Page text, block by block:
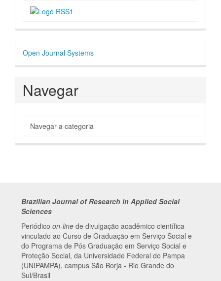
Desenvolvido
por
Open Journal Systems
Navegar
Navegar a categoria
Brazilian Journal of Research in Applied Social
Sciences
Periódico on-line de divulgação acadêmico científica
vinculado ao Curso de Graduação em Serviço Social e
do Programa de Pós Graduação em Serviço Social e
Proteção Social, da Universidade Federal do Pampa
(UNIPAMPA), campus São Borja - Rio Grande do
Sul/Brasil